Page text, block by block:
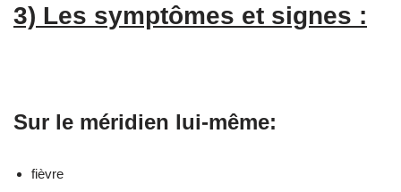
3) Les symptômes et signes :
Sur le méridien lui-même:
fièvre